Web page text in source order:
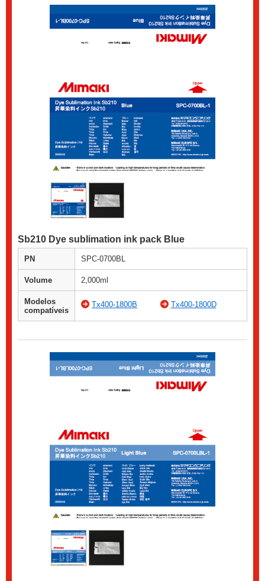
Sb210 Dye sublimation ink pack Blue
PN SPC-0700BL
Volume 2,000ml
Modelos
compatíveis
Tx400-1800B Tx400-1800D